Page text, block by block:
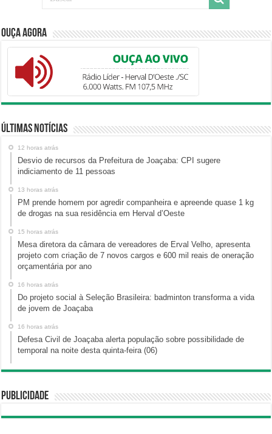
Ouça Agora
Últimas Notícias
12 horas atrás
Desvio de recursos da Prefeitura de Joaçaba: CPI sugere
indiciamento de 11 pessoas
13 horas atrás
PM prende homem por agredir companheira e apreende quase 1 kg
de drogas na sua residência em Herval d’Oeste
15 horas atrás
Mesa diretora da câmara de vereadores de Erval Velho, apresenta
projeto com criação de 7 novos cargos e 600 mil reais de oneração
orçamentária por ano
16 horas atrás
Do projeto social à Seleção Brasileira: badminton transforma a vida
de jovem de Joaçaba
16 horas atrás
Defesa Civil de Joaçaba alerta população sobre possibilidade de
temporal na noite desta quinta-feira (06)
Publicidade